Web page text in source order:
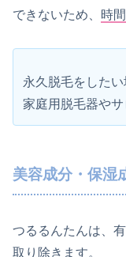
できないため、 時
永久脱毛をした
家庭用脱毛器やサ
美容成分・保湿
つるるんたんは、
取り除きます。